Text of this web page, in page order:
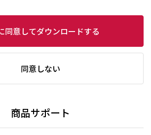
同意してダウンロードする
同意しない
商品サポート